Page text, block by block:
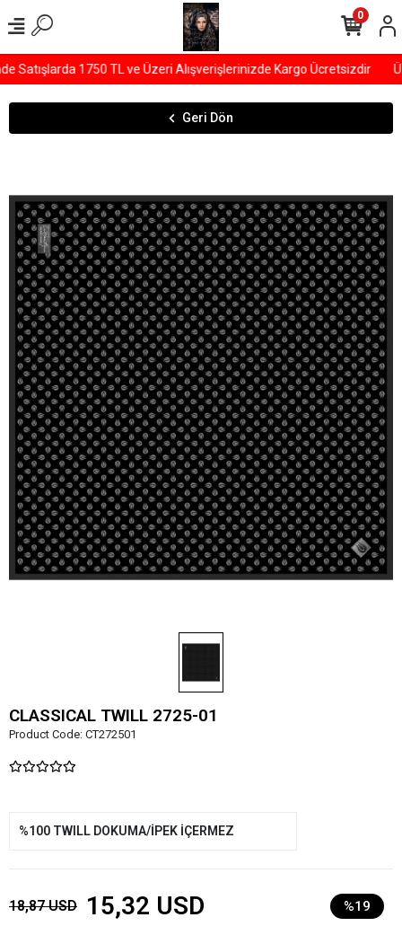
Satışlarda 1750 TL ve Üzeri Alışverişlerinizde Kargo Ücretsizdir
0
Geri Dön
CLASSICAL TWILL 2725-01
Product Code: CT272501
%100 TWILL DOKUMA/İPEK İÇERMEZ
18,87 USD 15,32 USD %19